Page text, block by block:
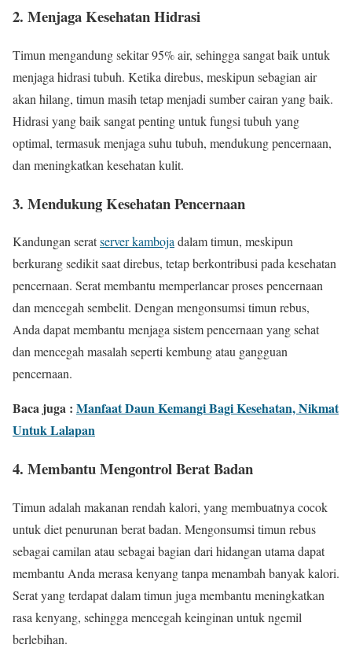
2. Menjaga Kesehatan Hidrasi
Timun mengandung sekitar 95% air, sehingga sangat baik untuk
menjaga hidrasi tubuh. Ketika direbus, meskipun sebagian air
akan hilang, timun masih tetap menjadi sumber cairan yang baik.
Hidrasi yang baik sangat penting untuk fungsi tubuh yang
optimal, termasuk menjaga suhu tubuh, mendukung pencernaan,
dan meningkatkan kesehatan kulit.
3. Mendukung Kesehatan Pencernaan
Kandungan seratserver kambojadalam timun, meskipun
berkurang sedikit saat direbus, tetap berkontribusi pada kesehatan
pencernaan. Serat membantu memperlancar proses pencernaan
dan mencegah sembelit. Dengan mengonsumsi timun rebus,
Anda dapat membantu menjaga sistem pencernaan yang sehat
dan mencegah masalah seperti kembung atau gangguan
pencernaan.
Baca juga : Manfaat Daun Kemangi Bagi Kesehatan, Nikmat
Untuk Lalapan
4. Membantu Mengontrol Berat Badan
Timun adalah makanan rendah kalori, yang membuatnya cocok
untuk diet penurunan berat badan. Mengonsumsi timun rebus
sebagai camilan atau sebagai bagian dari hidangan utama dapat
membantu Anda merasa kenyang tanpa menambah banyak kalori.
Serat yang terdapat dalam timun juga membantu meningkatkan
rasa kenyang, sehingga mencegah keinginan untuk ngemil
berlebihan.